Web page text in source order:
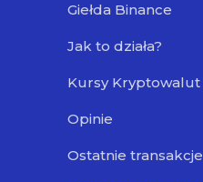
Giełda Binance
Jak to działa?
Kursy Kryptowalut
Opinie
Ostatnie transakcje